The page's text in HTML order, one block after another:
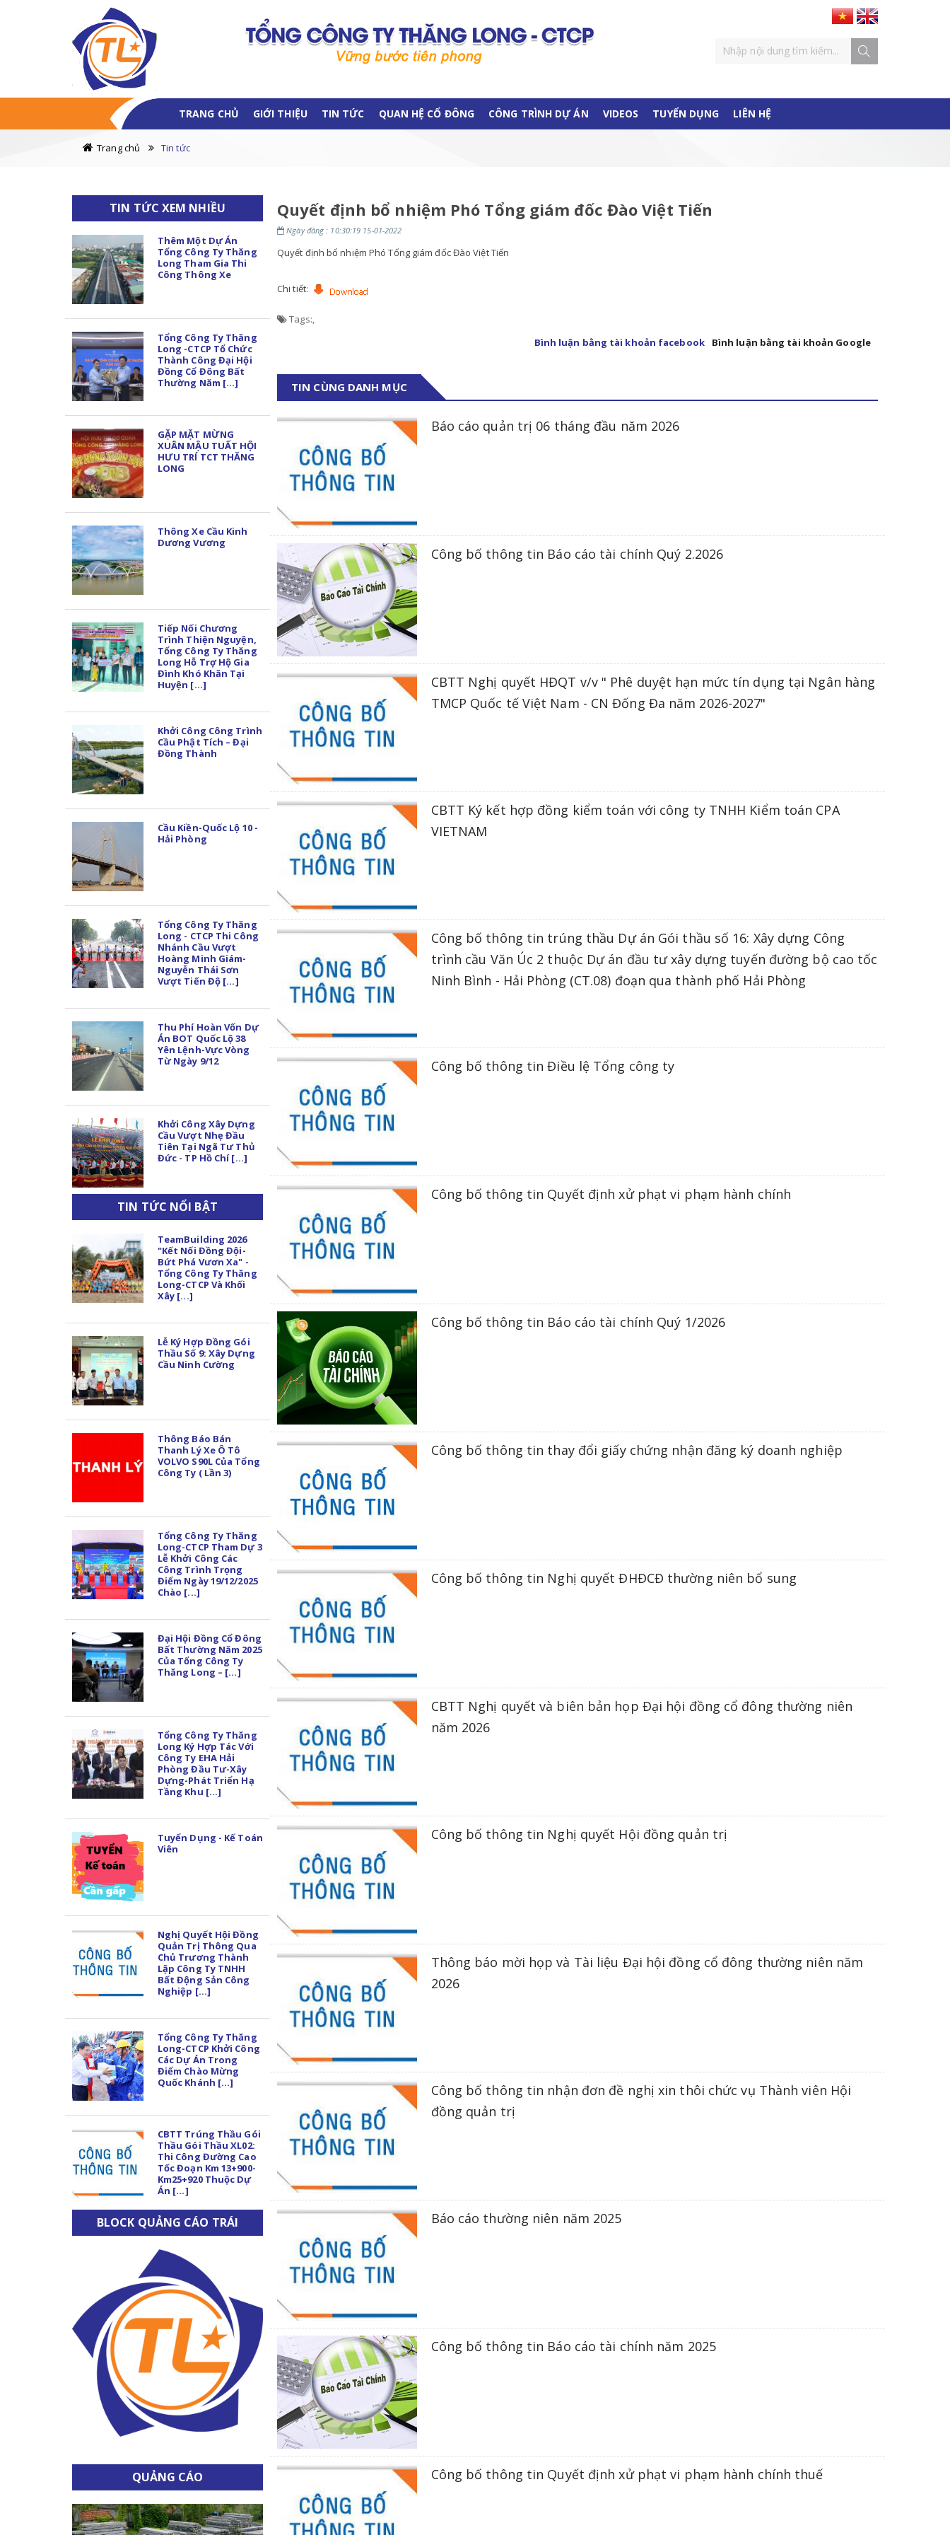
TRANG CHỦ GIỚI THIỆU TIN TỨC QUAN HỆ CỔ ĐÔNG CÔNG TRÌNH DỰ ÁN VIDEOS TUYỂN DỤNG LIÊN HỆ
Trang chủ Tin tức
Quyết định bổ nhiệm Phó Tổng giám đốc Đào Việt Tiến
Ngày đăng : 10:30:19 15-01-2022
Quyết định bổ nhiệm Phó Tổng giám đốc Đào Việt Tiến
Chi tiết:
Tags:,
Bình luận bằng tài khoản facebook
Bình luận bằng tài khoản Google
TIN CÙNG DANH MỤC
Báo cáo quản trị 06 tháng đầu năm 2026
Công bố thông tin Báo cáo tài chính Quý 2.2026
CBTT Nghị quyết HĐQT v/v " Phê duyệt hạn mức tín dụng tại Ngân hàng
TMCP Quốc tế Việt Nam - CN Đống Đa năm 2026-2027"
CBTT Ký kết hợp đồng kiểm toán với công ty TNHH Kiểm toán CPA
VIETNAM
Công bố thông tin trúng thầu Dự án Gói thầu số 16: Xây dựng Công
trình cầu Văn Úc 2 thuộc Dự án đầu tư xây dựng tuyến đường bộ cao tốc
Ninh Bình - Hải Phòng (CT.08) đoạn qua thành phố Hải Phòng
Công bố thông tin Điều lệ Tổng công ty
Công bố thông tin Quyết định xử phạt vi phạm hành chính
Công bố thông tin Báo cáo tài chính Quý 1/2026
Công bố thông tin thay đổi giấy chứng nhận đăng ký doanh nghiệp
Công bố thông tin Nghị quyết ĐHĐCĐ thường niên bổ sung
CBTT Nghị quyết và biên bản họp Đại hội đồng cổ đông thường niên
năm 2026
Công bố thông tin Nghị quyết Hội đồng quản trị
Thông báo mời họp và Tài liệu Đại hội đồng cổ đông thường niên năm
2026
Công bố thông tin nhận đơn đề nghị xin thôi chức vụ Thành viên Hội
đồng quản trị
Báo cáo thường niên năm 2025
Công bố thông tin Báo cáo tài chính năm 2025
Công bố thông tin Quyết định xử phạt vi phạm hành chính thuế
TIN TỨC XEM NHIỀU
Thêm Một Dự Án
Tổng Công Ty Thăng
Long Tham Gia Thi
Công Thông Xe
Tổng Công Ty Thăng
Long -CTCP Tổ Chức
Thành Công Đại Hội
Đồng Cổ Đông Bất
Thường Năm [...]
GẶP MẶT MỪNG
XUÂN MẬU TUẤT HỘI
HƯU TRÍ TCT THĂNG
LONG
Thông Xe Cầu Kinh
Dương Vương
Tiếp Nối Chương
Trình Thiện Nguyện,
Tổng Công Ty Thăng
Long Hỗ Trợ Hộ Gia
Đình Khó Khăn Tại
Huyện [...]
Khởi Công Công Trình
Cầu Phật Tích – Đại
Đồng Thành
Cầu Kiền-Quốc Lộ 10 -
Hải Phòng
Tổng Công Ty Thăng
Long - CTCP Thi Công
Nhánh Cầu Vượt
Hoàng Minh Giám-
Nguyễn Thái Sơn
Vượt Tiến Độ [...]
Thu Phí Hoàn Vốn Dự
Án BOT Quốc Lộ 38
Yên Lệnh-Vực Vòng
Từ Ngày 9/12
Khởi Công Xây Dựng
Cầu Vượt Nhẹ Đầu
Tiên Tại Ngã Tư Thủ
Đức - TP Hồ Chí [...]
TIN TỨC NỔI BẬT
TeamBuilding 2026
"Kết Nối Đồng Đội-
Bứt Phá Vươn Xa" -
Tổng Công Ty Thăng
Long-CTCP Và Khối
Xây [...]
Lễ Ký Hợp Đồng Gói
Thầu Số 9: Xây Dựng
Cầu Ninh Cường
Thông Báo Bán
Thanh Lý Xe Ô Tô
VOLVO S90L Của Tổng
Công Ty ( Lần 3)
Tổng Công Ty Thăng
Long-CTCP Tham Dự 3
Lễ Khởi Công Các
Công Trình Trọng
Điểm Ngày 19/12/2025
Chào [...]
Đại Hội Đồng Cổ Đông
Bất Thường Năm 2025
Của Tổng Công Ty
Thăng Long – [...]
Tổng Công Ty Thăng
Long Ký Hợp Tác Với
Công Ty EHA Hải
Phòng Đầu Tư-Xây
Dựng-Phát Triển Hạ
Tầng Khu [...]
Tuyển Dụng - Kế Toán
Viên
Nghị Quyết Hội Đồng
Quản Trị Thông Qua
Chủ Trương Thành
Lập Công Ty TNHH
Bất Động Sản Công
Nghiệp [...]
Tổng Công Ty Thăng
Long-CTCP Khởi Công
Các Dự Án Trong
Điểm Chào Mừng
Quốc Khánh [...]
CBTT Trúng Thầu Gói
Thầu Gói Thầu XL02:
Thi Công Đường Cao
Tốc Đoạn Km 13+900-
Km25+920 Thuộc Dự
Án [...]
BLOCK QUẢNG CÁO TRÁI
QUẢNG CÁO